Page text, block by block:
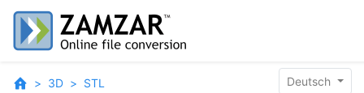
3D STL Deutsch